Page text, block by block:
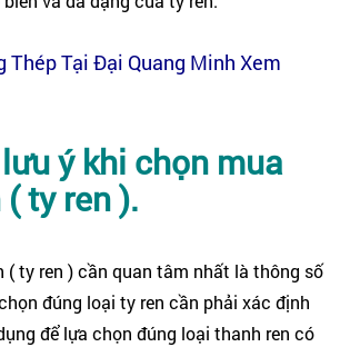
Thép Tại Đại Quang Minh Xem
ý khi chọn mua
ty ren ).
( ty ren ) cần quan tâm nhất là thông số
đúng loại ty ren cần phải xác định
để lựa chọn đúng loại thanh ren có